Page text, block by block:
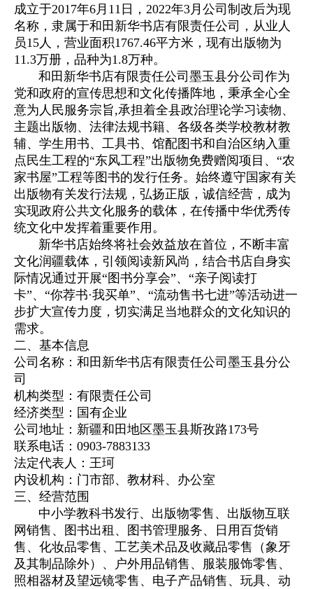
成立于2017年6月11日，2022年3月公司制改后为现
名称，隶属于和田新华书店有限责任公司，从业人
员15人，营业面积1767.46平方米，现有出版物为
11.3万册，品种为1.8万种。
和田新华书店有限责任公司墨玉县分公司作为
党和政府的宣传思想和文化传播阵地，秉承全心全
意为人民服务宗旨,承担着全县政治理论学习读物、
主题出版物、法律法规书籍、各级各类学校教材教
辅、学生用书、工具书、馆配图书和自治区纳入重
点民生工程的“东风工程”出版物免费赠阅项目、“农
家书屋”工程等图书的发行任务。始终遵守国家有关
出版物有关发行法规，弘扬正版，诚信经营，成为
实现政府公共文化服务的载体，在传播中华优秀传
统文化中发挥着重要作用。
新华书店始终将社会效益放在首位，不断丰富
文化润疆载体，引领阅读新风尚，结合书店自身实
际情况通过开展“图书分享会”、“亲子阅读打
卡”、“你荐书·我买单”、“流动售书七进”等活动进一
步扩大宣传力度，切实满足当地群众的文化知识的
需求。
二、基本信息
公司名称：和田新华书店有限责任公司墨玉县分公
司
机构类型：有限责任公司
经济类型：国有企业
公司地址：新疆和田地区墨玉县斯孜路173号
联系电话：0903-7883133
法定代表人：王珂
内设机构：门市部、教材科、办公室
三、经营范围
中小学教科书发行、出版物零售、出版物互联
网销售、图书出租、图书管理服务、日用百货销
售、化妆品零售、工艺美术品及收藏品零售（象牙
及其制品除外）、户外用品销售、服装服饰零售、
照相器材及望远镜零售、电子产品销售、玩具、动